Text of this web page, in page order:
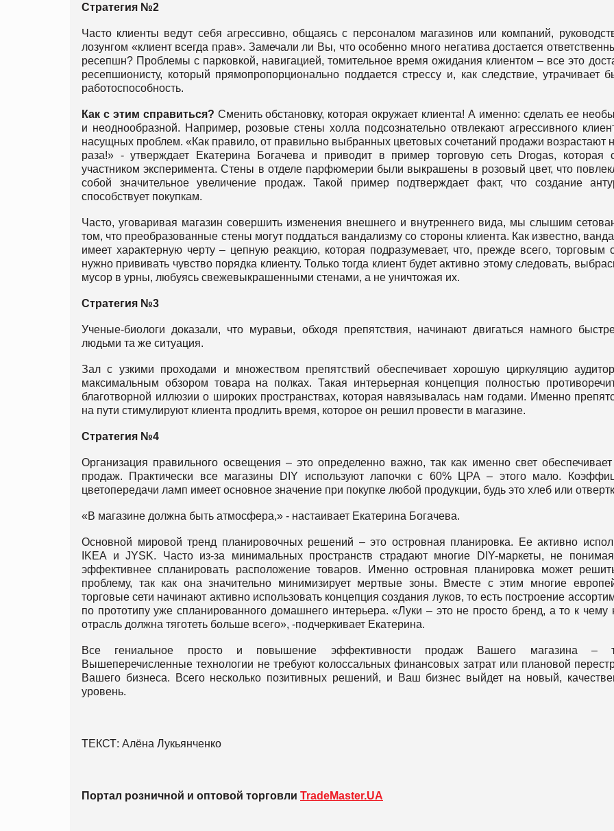
Стратегия №2
Часто клиенты ведут себя агрессивно, общаясь с персоналом магазинов или компаний,
лозунгом «клиент всегда прав». Замечали ли Вы, что особенно много негатива достается
ресепшн? Проблемы с парковкой, навигацией, томительное время ожидания клиентом – все это
ресепшионисту, который прямопропорционально поддается стрессу и, как следствие, утрачивает
работоспособность.
Как с этим справиться? Сменить обстановку, которая окружает клиента! А именно: сделать ее
и неоднообразной. Например, розовые стены холла подсознательно отвлекают агрессивного
насущных проблем. «Как правило, от правильно выбранных цветовых сочетаний продажи возрастают
раза!» - утверждает Екатерина Богачева и приводит в пример торговую сеть Drogas, которая
участником эксперимента. Стены в отделе парфюмерии были выкрашены в розовый цвет, что
собой значительное увеличение продаж. Такой пример подтверждает факт, что создание
способствует покупкам.
Часто, уговаривая магазин совершить изменения внешнего и внутреннего вида, мы слышим
том, что преобразованные стены могут поддаться вандализму со стороны клиента. Как известно,
имеет характерную черту – цепную реакцию, которая подразумевает, что, прежде всего, торговым
нужно прививать чувство порядка клиенту. Только тогда клиент будет активно этому следовать,
мусор в урны, любуясь свежевыкрашенными стенами, а не уничтожая их.
Стратегия №3
Ученые-биологи доказали, что муравьи, обходя препятствия, начинают двигаться намного
людьми та же ситуация.
Зал с узкими проходами и множеством препятствий обеспечивает хорошую циркуляцию
максимальным обзором товара на полках. Такая интерьерная концепция полностью
благотворной иллюзии о широких пространствах, которая навязывалась нам годами. Именно
на пути стимулируют клиента продлить время, которое он решил провести в магазине.
Стратегия №4
Организация правильного освещения – это определенно важно, так как именно свет
продаж. Практически все магазины DIY используют лапочки с 60% ЦРА – этого мало.
цветопередачи ламп имеет основное значение при покупке любой продукции, будь это хлеб или
«В магазине должна быть атмосфера,» - настаивает Екатерина Богачева.
Основной мировой тренд планировочных решений – это островная планировка. Ее активно
IKEA и JYSK. Часто из-за минимальных пространств страдают многие DIY-маркеты, не
эффективнее спланировать расположение товаров. Именно островная планировка может
проблему, так как она значительно минимизирует мертвые зоны. Вместе с этим многие
торговые сети начинают активно использовать концепция создания луков, то есть построение
по прототипу уже спланированного домашнего интерьера. «Луки – это не просто бренд, а то к чему
отрасль должна тяготеть больше всего», -подчеркивает Екатерина.
Все гениальное просто и повышение эффективности продаж Вашего магазина –
Вышеперечисленные технологии не требуют колоссальных финансовых затрат или плановой
Вашего бизнеса. Всего несколько позитивных решений, и Ваш бизнес выйдет на новый,
уровень.
ТЕКСТ: Алёна Лукьянченко
Портал розничной и оптовой торговли TradeMaster.UA